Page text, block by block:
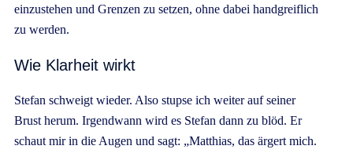
einzustehen und Grenzen zu setzen, ohne dabei handgreiflich
zu werden.
Wie Klarheit wirkt
Stefan schweigt wieder. Also stupse ich weiter auf seiner
Brust herum. Irgendwann wird es Stefan dann zu blöd. Er
schaut mir in die Augen und sagt: „Matthias, das ärgert mich.